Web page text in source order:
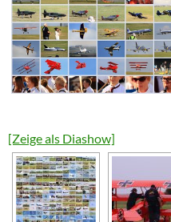
[Zeige als Diashow]